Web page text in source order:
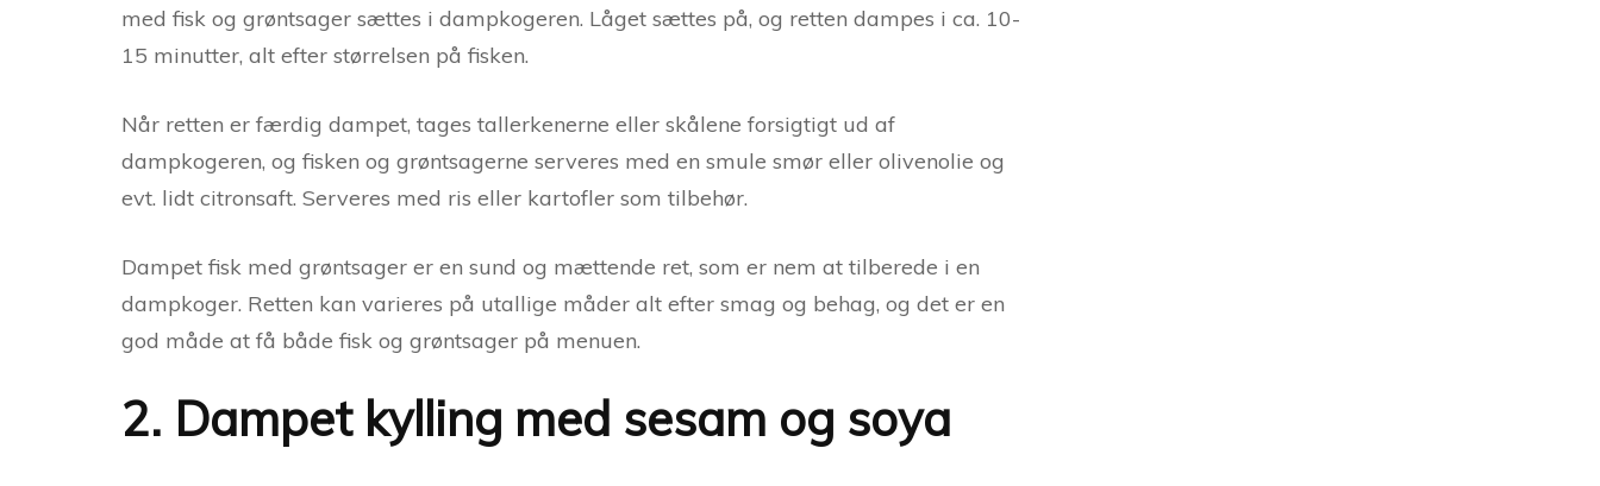
med fisk og grøntsager sættes i dampkogeren. Låget sættes på, og retten dampes i ca. 10-
15 minutter, alt efter størrelsen på fisken.
Når retten er færdig dampet, tages tallerkenerne eller skålene forsigtigt ud af
dampkogeren, og fisken og grøntsagerne serveres med en smule smør eller olivenolie og
evt. lidt citronsaft. Serveres med ris eller kartofler som tilbehør.
Dampet fisk med grøntsager er en sund og mættende ret, som er nem at tilberede i en
dampkoger. Retten kan varieres på utallige måder alt efter smag og behag, og det er en
god måde at få både fisk og grøntsager på menuen.
2. Dampet kylling med sesam og soya